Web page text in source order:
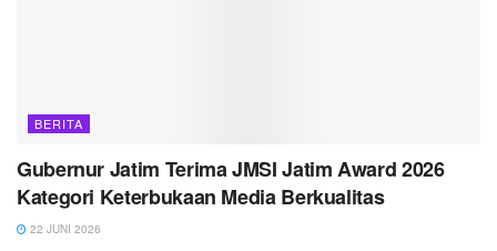
BERITA
Gubernur Jatim Terima JMSI Jatim Award 2026
Kategori Keterbukaan Media Berkualitas
22 JUNI 2026